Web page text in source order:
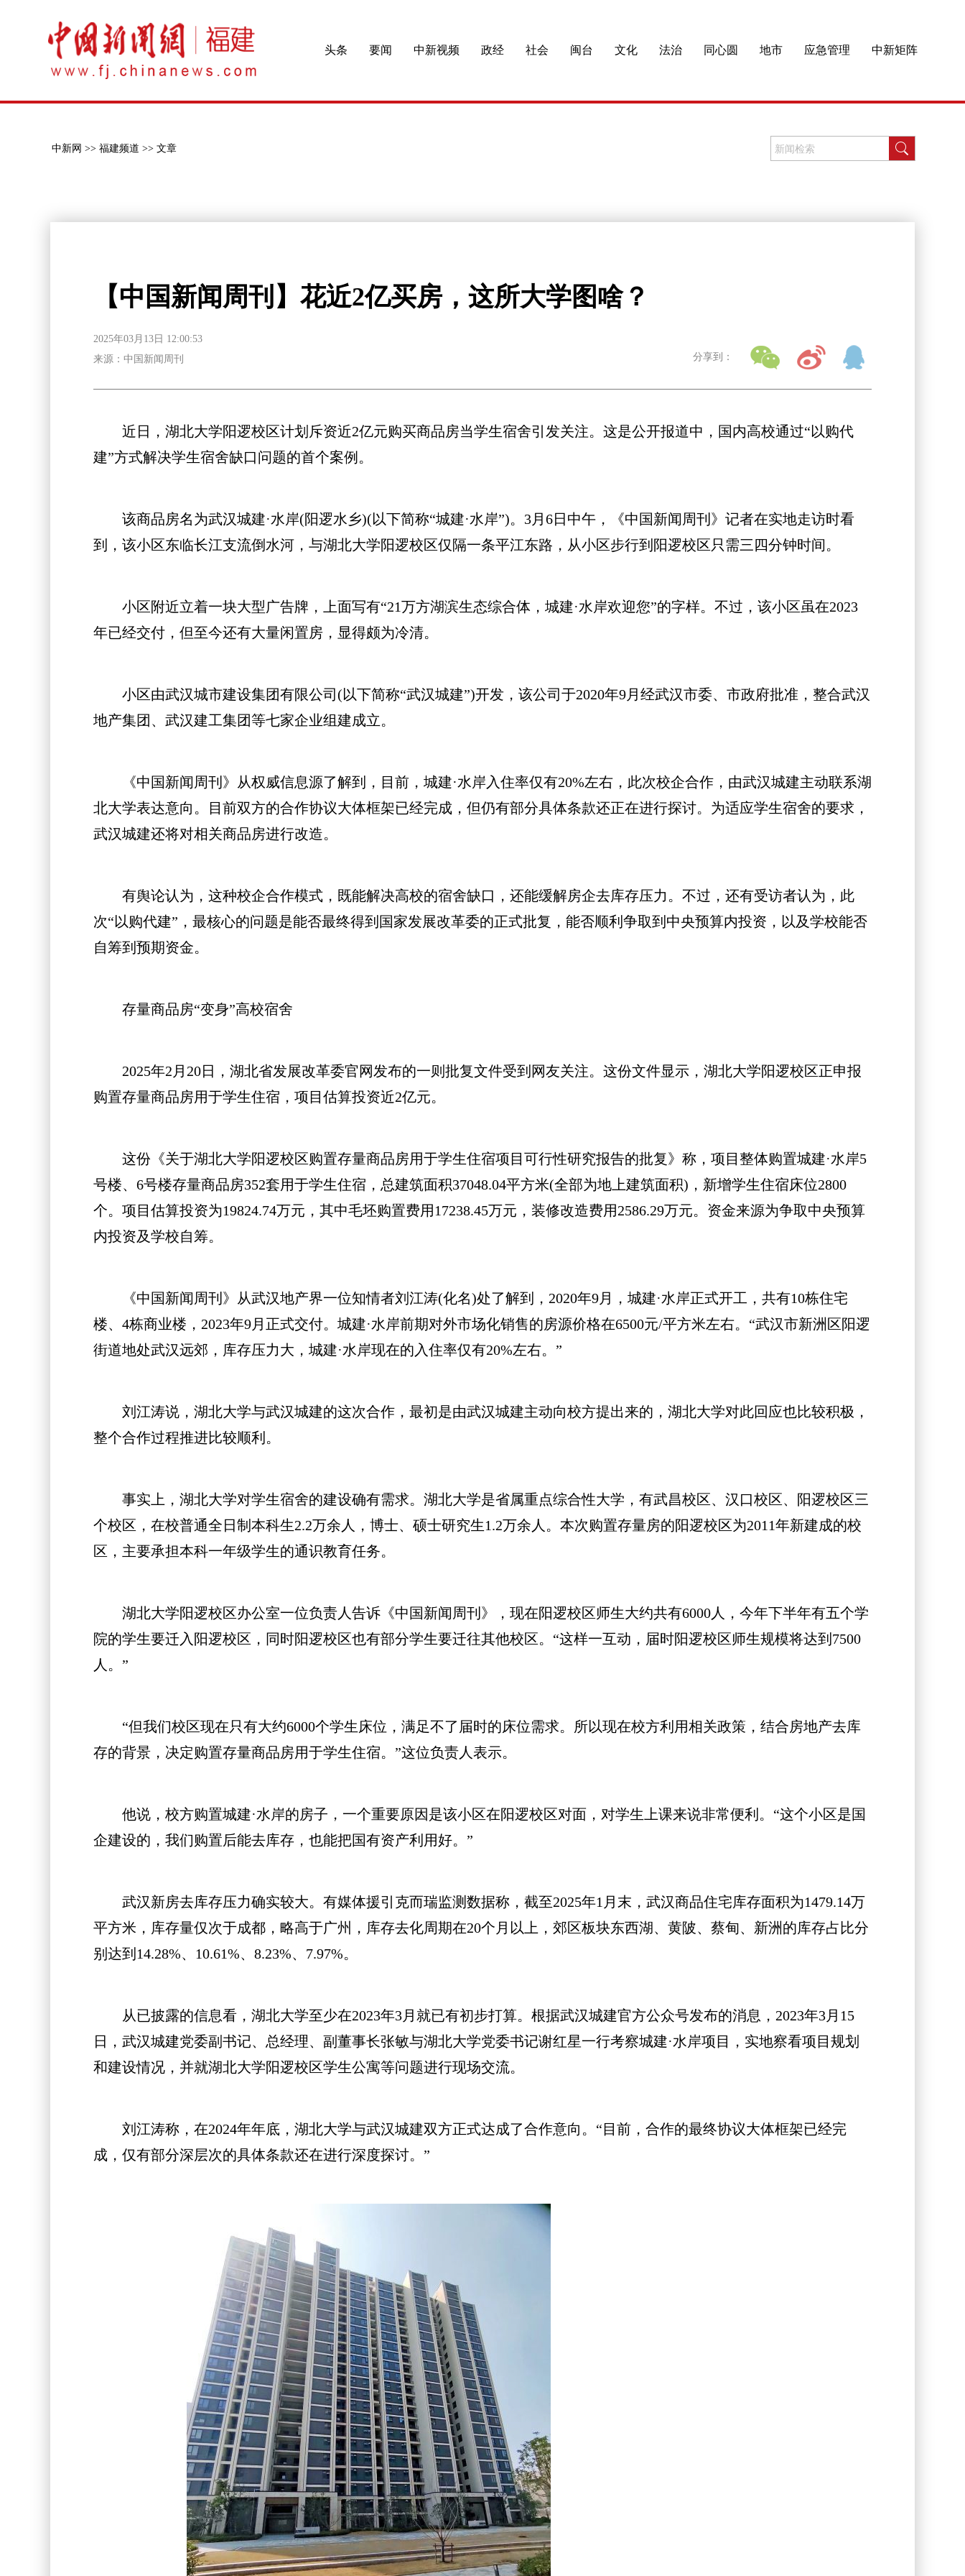
头条 要闻 中新视频 政经 社会 闽台 文化 法治 同心圆 地市 应急管理 中新矩阵
中新网 >> 福建频道 >> 文章
【中国新闻周刊】花近2亿买房，这所大学图啥？
2025年03月13日 12:00:53
来源：中国新闻周刊
分享到：
近日，湖北大学阳逻校区计划斥资近2亿元购买商品房当学生宿舍引发关注。这是公开报道中，国内高校通过“以购代
建”方式解决学生宿舍缺口问题的首个案例。
该商品房名为武汉城建·水岸(阳逻水乡)(以下简称“城建·水岸”)。3月6日中午，《中国新闻周刊》记者在实地走访时看
到，该小区东临长江支流倒水河，与湖北大学阳逻校区仅隔一条平江东路，从小区步行到阳逻校区只需三四分钟时间。
小区附近立着一块大型广告牌，上面写有“21万方湖滨生态综合体，城建·水岸欢迎您”的字样。不过，该小区虽在2023
年已经交付，但至今还有大量闲置房，显得颇为冷清。
小区由武汉城市建设集团有限公司(以下简称“武汉城建”)开发，该公司于2020年9月经武汉市委、市政府批准，整合武汉
地产集团、武汉建工集团等七家企业组建成立。
《中国新闻周刊》从权威信息源了解到，目前，城建·水岸入住率仅有20%左右，此次校企合作，由武汉城建主动联系湖
北大学表达意向。目前双方的合作协议大体框架已经完成，但仍有部分具体条款还正在进行探讨。为适应学生宿舍的要求，
武汉城建还将对相关商品房进行改造。
有舆论认为，这种校企合作模式，既能解决高校的宿舍缺口，还能缓解房企去库存压力。不过，还有受访者认为，此
次“以购代建”，最核心的问题是能否最终得到国家发展改革委的正式批复，能否顺利争取到中央预算内投资，以及学校能否
自筹到预期资金。
存量商品房“变身”高校宿舍
2025年2月20日，湖北省发展改革委官网发布的一则批复文件受到网友关注。这份文件显示，湖北大学阳逻校区正申报
购置存量商品房用于学生住宿，项目估算投资近2亿元。
这份《关于湖北大学阳逻校区购置存量商品房用于学生住宿项目可行性研究报告的批复》称，项目整体购置城建·水岸5
号楼、6号楼存量商品房352套用于学生住宿，总建筑面积37048.04平方米(全部为地上建筑面积)，新增学生住宿床位2800
个。项目估算投资为19824.74万元，其中毛坯购置费用17238.45万元，装修改造费用2586.29万元。资金来源为争取中央预算
内投资及学校自筹。
《中国新闻周刊》从武汉地产界一位知情者刘江涛(化名)处了解到，2020年9月，城建·水岸正式开工，共有10栋住宅
楼、4栋商业楼，2023年9月正式交付。城建·水岸前期对外市场化销售的房源价格在6500元/平方米左右。“武汉市新洲区阳逻
街道地处武汉远郊，库存压力大，城建·水岸现在的入住率仅有20%左右。”
刘江涛说，湖北大学与武汉城建的这次合作，最初是由武汉城建主动向校方提出来的，湖北大学对此回应也比较积极，
整个合作过程推进比较顺利。
事实上，湖北大学对学生宿舍的建设确有需求。湖北大学是省属重点综合性大学，有武昌校区、汉口校区、阳逻校区三
个校区，在校普通全日制本科生2.2万余人，博士、硕士研究生1.2万余人。本次购置存量房的阳逻校区为2011年新建成的校
区，主要承担本科一年级学生的通识教育任务。
湖北大学阳逻校区办公室一位负责人告诉《中国新闻周刊》，现在阳逻校区师生大约共有6000人，今年下半年有五个学
院的学生要迁入阳逻校区，同时阳逻校区也有部分学生要迁往其他校区。“这样一互动，届时阳逻校区师生规模将达到7500
人。”
“但我们校区现在只有大约6000个学生床位，满足不了届时的床位需求。所以现在校方利用相关政策，结合房地产去库
存的背景，决定购置存量商品房用于学生住宿。”这位负责人表示。
他说，校方购置城建·水岸的房子，一个重要原因是该小区在阳逻校区对面，对学生上课来说非常便利。“这个小区是国
企建设的，我们购置后能去库存，也能把国有资产利用好。”
武汉新房去库存压力确实较大。有媒体援引克而瑞监测数据称，截至2025年1月末，武汉商品住宅库存面积为1479.14万
平方米，库存量仅次于成都，略高于广州，库存去化周期在20个月以上，郊区板块东西湖、黄陂、蔡甸、新洲的库存占比分
别达到14.28%、10.61%、8.23%、7.97%。
从已披露的信息看，湖北大学至少在2023年3月就已有初步打算。根据武汉城建官方公众号发布的消息，2023年3月15
日，武汉城建党委副书记、总经理、副董事长张敏与湖北大学党委书记谢红星一行考察城建·水岸项目，实地察看项目规划
和建设情况，并就湖北大学阳逻校区学生公寓等问题进行现场交流。
刘江涛称，在2024年年底，湖北大学与武汉城建双方正式达成了合作意向。“目前，合作的最终协议大体框架已经完
成，仅有部分深层次的具体条款还在进行深度探讨。”